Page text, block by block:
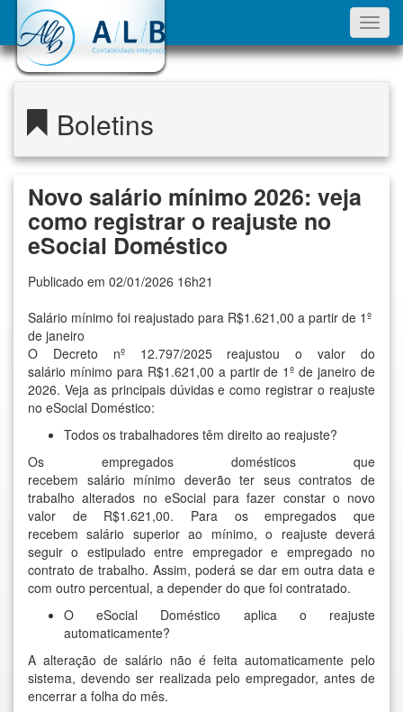
Boletins
Novo salário mínimo 2026: veja
como registrar o reajuste no
eSocial Doméstico
Publicado em 02/01/2026 16h21
Salário mínimo foi reajustado para R$1.621,00 a partir de 1º
de janeiro
O Decreto nº 12.797/2025 reajustou o valor do
salário mínimo para R$1.621,00 a partir de 1º de janeiro de
2026. Veja as principais dúvidas e como registrar o reajuste
no eSocial Doméstico:
Todos os trabalhadores têm direito ao reajuste?
Os empregados domésticos que
recebem salário mínimo deverão ter seus contratos de
trabalho alterados no eSocial para fazer constar o novo
valor de R$1.621,00. Para os empregados que
recebem salário superior ao mínimo, o reajuste deverá
seguir o estipulado entre empregador e empregado no
contrato de trabalho. Assim, poderá se dar em outra data e
com outro percentual, a depender do que foi contratado.
O eSocial Doméstico aplica o reajuste
automaticamente?
A alteração de salário não é feita automaticamente pelo
sistema, devendo ser realizada pelo empregador,antesde
encerrar a folha do mês.